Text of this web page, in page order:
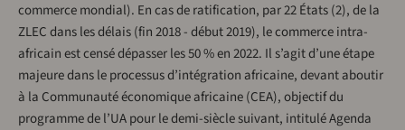
commerce mondial). En cas de ratification, par 22 États (2), de la
ZLEC dans les délais (fin 2018 - début 2019), le commerce intra-
africain est censé dépasser les 50 % en 2022. Il s’agit d’une étape
majeure dans le processus d’intégration africaine, devant aboutir
à la Communauté économique africaine (CEA), objectif du
programme de l’UA pour le demi-siècle suivant, intitulé Agenda